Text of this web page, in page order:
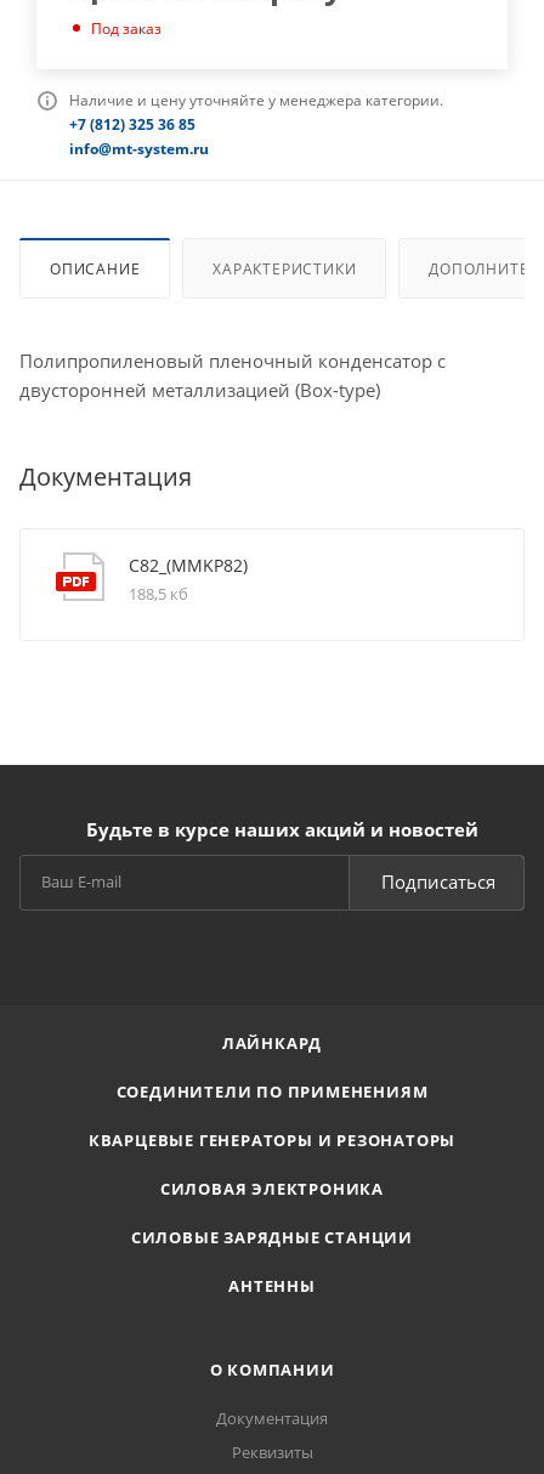
Под заказ
Наличие и цену уточняйте у менеджера категории.
+7 (812) 325 36 85
info@mt-system.ru
ОПИСАНИЕ ХАРАКТЕРИСТИКИ
Полипропиленовый пленочный конденсатор с
двусторонней металлизацией (Box-type)
Документация
C82_(MMKP82)
188,5 кб
Будьте в курсе наших акций и новостей
Подписаться
ЛАЙНКАРД
СОЕДИНИТЕЛИ ПО ПРИМЕНЕНИЯМ
КВАРЦЕВЫЕ ГЕНЕРАТОРЫ И РЕЗОНАТОРЫ
СИЛОВАЯ ЭЛЕКТРОНИКА
СИЛОВЫЕ ЗАРЯДНЫЕ СТАНЦИИ
АНТЕННЫ
О КОМПАНИИ
Документация
Реквизиты